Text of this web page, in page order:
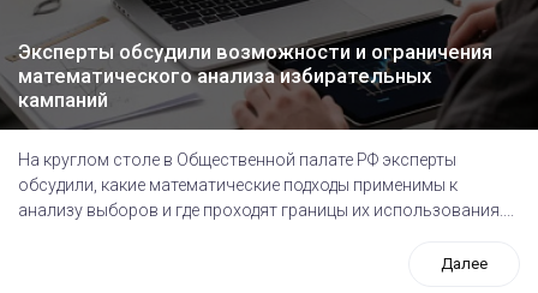
Эксперты обсудили возможности и ограничения
математического анализа избирательных
кампаний
На круглом столе в Общественной палате РФ эксперты
обсудили, какие математические подходы применимы к
анализу выборов и где проходят границы их использования....
Далее